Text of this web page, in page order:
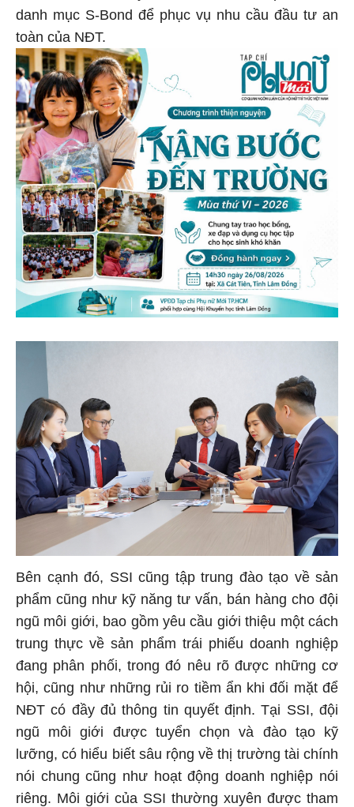
danh mục S-Bond để phục vụ nhu cầu đầu tư an
toàn của NĐT.
Bên cạnh đó, SSI cũng tập trung đào tạo về sản
phẩm cũng như kỹ năng tư vấn, bán hàng cho đội
ngũ môi giới, bao gồm yêu cầu giới thiệu một cách
trung thực về sản phẩm trái phiếu doanh nghiệp
đang phân phối, trong đó nêu rõ được những cơ
hội, cũng như những rủi ro tiềm ẩn khi đối mặt để
NĐT có đầy đủ thông tin quyết định. Tại SSI, đội
ngũ môi giới được tuyển chọn và đào tạo kỹ
lưỡng, có hiểu biết sâu rộng về thị trường tài chính
nói chung cũng như hoạt động doanh nghiệp nói
riêng. Môi giới của SSI thường xuyên được tham